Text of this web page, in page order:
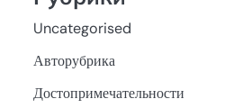
Uncategorised
Авторубрика
Достопримечательности